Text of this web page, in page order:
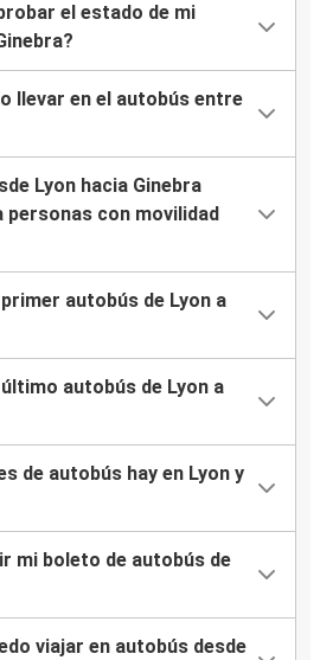
el estado de mi
llevar en el autobús entre
Lyon hacia Ginebra
personas con movilidad
autobús de Lyon a
autobús de Lyon a
de autobús hay en Lyon y
mi boleto de autobús de
viajar en autobús desde